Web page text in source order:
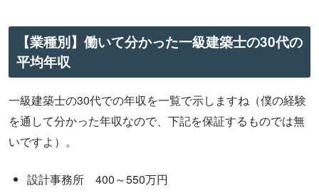
【業種別】働いて分かった一級建築士の30代の
平均年収
一級建築士の30代での年収を一覧で示しますね（僕の経験
を通して分かった年収なので、下記を保証するものでは無
いですよ）。
設計事務所 400～550万円